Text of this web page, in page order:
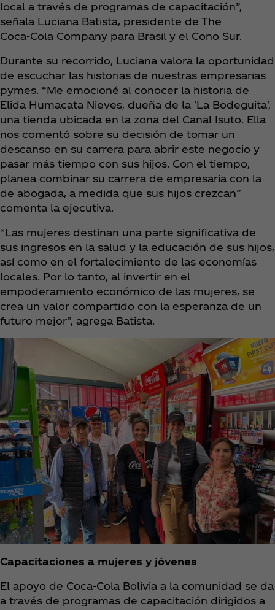
local a través de programas de capacitación”,
señala Luciana Batista, presidente de The
Coca‑Cola Company para Brasil y el Cono Sur.
Durante su recorrido, Luciana valora la oportunidad
de escuchar las historias de nuestras empresarias
pymes. “Me emocioné al conocer la historia de
Elida Humacata Nieves, dueña de la 'La Bodeguita',
una tienda ubicada en la zona del Canal Isuto. Ella
nos comentó sobre su decisión de tomar un
descanso en su carrera para abrir este negocio y
pasar más tiempo con sus hijos. Con el tiempo,
planea combinar su carrera de empresaria con la
de abogada, a medida que sus hijos crezcan”
comenta la ejecutiva.
“Las mujeres destinan una parte significativa de
sus ingresos en la salud y la educación de sus hijos,
así como en el fortalecimiento de las economías
locales. Por lo tanto, al invertir en el
empoderamiento económico de las mujeres, se
crea un valor compartido con la esperanza de un
futuro mejor”, agrega Batista.
Capacitaciones a mujeres y jóvenes
El apoyo de Coca‑Cola Bolivia a la comunidad se da
a través de programas de capacitación dirigidos a